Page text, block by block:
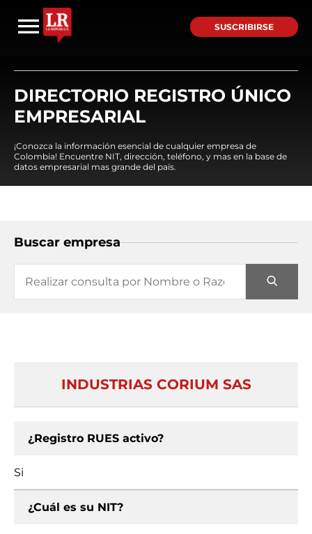
SUSCRIBIRSE
DIRECTORIO REGISTRO ÚNICO
EMPRESARIAL
¡Conozca la información esencial de cualquier empresa de
Colombia! Encuentre NIT, dirección, teléfono, y mas en la base de
datos empresarial mas grande del país.
Buscar empresa
INDUSTRIAS CORIUM SAS
¿Registro RUES activo?
Si
¿Cuál es su NIT?